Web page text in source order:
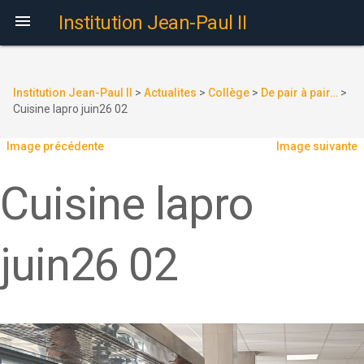
 Institution Jean-Paul II
Institution Jean-Paul II > Actualites > Collège > De pair à pair… >
Cuisine lapro juin26 02
Image précédente Image suivante
Cuisine lapro
juin26 02